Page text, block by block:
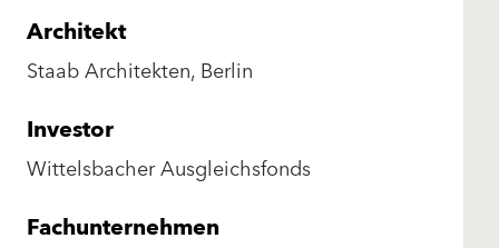
Architekt
Staab Architekten, Berlin
Investor
Wittelsbacher Ausgleichsfonds
Fachunternehmen